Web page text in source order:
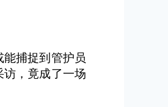
捕捉到管护员
，竟成了一场